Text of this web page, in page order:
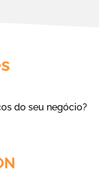
do seu negócio?